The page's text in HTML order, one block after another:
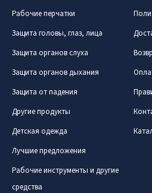
Рабочие перчатки
Защита головы, глаз, лица
Защита органов слуха
Защита органов дыхания
Защита от падения
Другие продукты
Детская одежда
Лучшие предложения
Рабочие инструменты и другие
средства